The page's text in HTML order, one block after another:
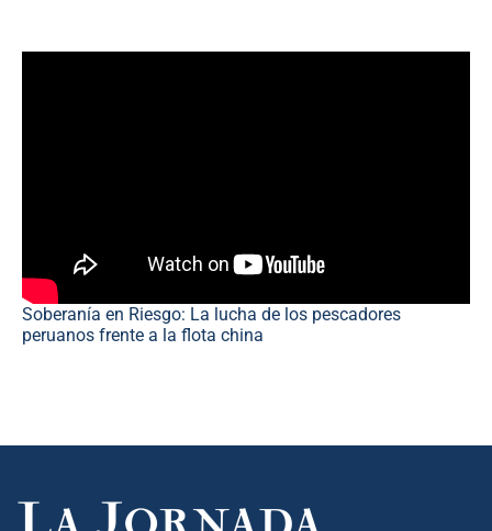
Soberanía en Riesgo: La lucha de los pescadores
peruanos frente a la flota china